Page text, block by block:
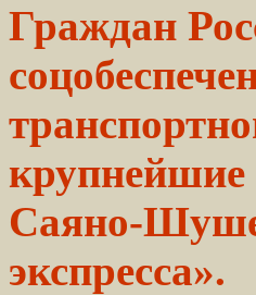
Граждан
Саяно-
экспресса».